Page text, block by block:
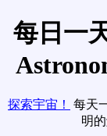
每日一
探索宇宙！
每天
明